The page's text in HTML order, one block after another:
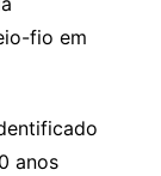
anos